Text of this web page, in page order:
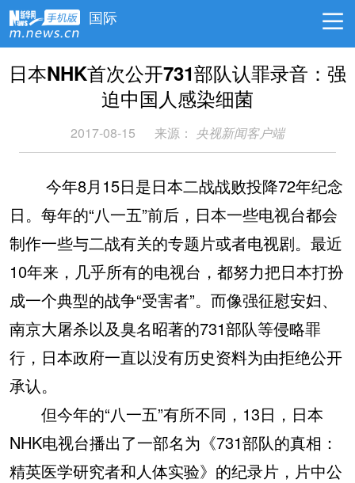
国际
日本NHK首次公开731部队认罪录音：强
迫中国人感染细菌
2017-08-15 来源： 央视新闻客户端
今年8月15日是日本二战战败投降72年纪念
日。每年的“八一五”前后，日本一些电视台都会
制作一些与二战有关的专题片或者电视剧。最近
10年来，几乎所有的电视台，都努力把日本打扮
成一个典型的战争“受害者”。而像强征慰安妇、
南京大屠杀以及臭名昭著的731部队等侵略罪
行，日本政府一直以没有历史资料为由拒绝公开
承认。
但今年的“八一五”有所不同，13日，日本
NHK电视台播出了一部名为《731部队的真相：
精英医学研究者和人体实验》的纪录片，片中公